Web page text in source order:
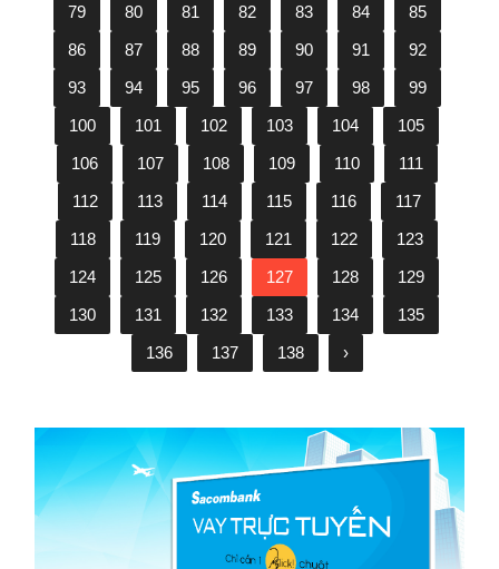
79
80 81 82 83 84
85
86
87 88 89 90 91
92
93
94 95 96 97 98
99
100
101 102 103 104
105
106
107 108 109 110
111
112
113 114 115 116
117
118
119 120 121 122
123
124
125 126 127 128
129
130
131 132 133 134
135
136
137 138 ›